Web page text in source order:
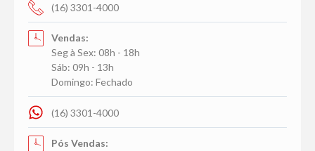
(16) 3301-4000
Vendas:
Seg à Sex: 08h - 18h
Sáb: 09h - 13h
Domingo: Fechado
(16) 3301-4000
Pós Vendas: